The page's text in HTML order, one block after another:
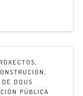
DOUS
PÚBLICA